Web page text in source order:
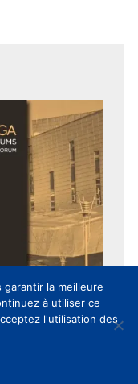
la meilleure
à utiliser ce
l'utilisation des